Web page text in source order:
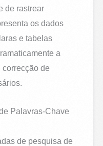
de rastrear
os dados
e tabelas
a
de
Palavras-Chave
de pesquisa de